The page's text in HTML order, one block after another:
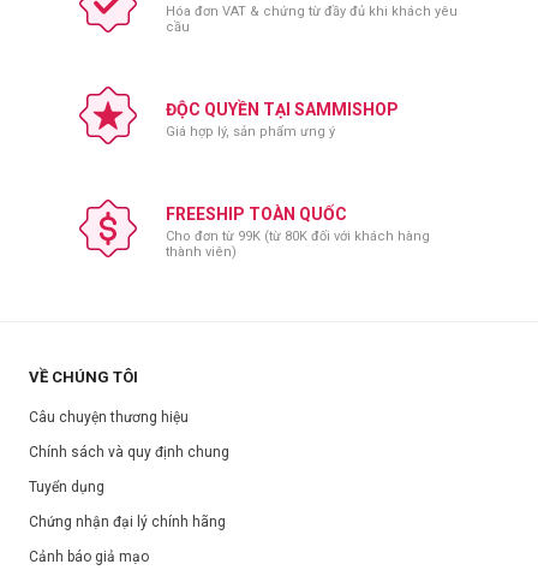
Hóa đơn VAT & chứng từ đầy đủ khi khách yêu
cầu
ĐỘC QUYỀN TẠI SAMMISHOP
Giá hợp lý, sản phẩm ưng ý
FREESHIP TOÀN QUỐC
Cho đơn từ 99K (từ 80K đối với khách hàng
thành viên)
VỀ CHÚNG TÔI
Câu chuyện thương hiệu
Chính sách và quy định chung
Tuyển dụng
Chứng nhận đại lý chính hãng
Cảnh báo giả mạo